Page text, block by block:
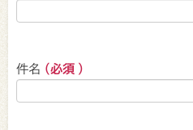
件名 (必須 )